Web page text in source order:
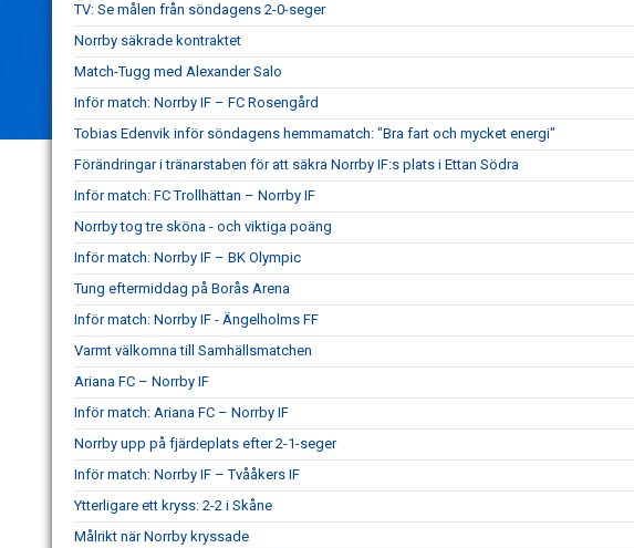
TV: Se målen från söndagens 2-0-seger
Norrby säkrade kontraktet
Match-Tugg med Alexander Salo
Inför match: Norrby IF – FC Rosengård
Tobias Edenvik inför söndagens hemmamatch: "Bra fart och mycket energi"
Förändringar i tränarstaben för att säkra Norrby IF:s plats i Ettan Södra
Inför match: FC Trollhättan – Norrby IF
Norrby tog tre sköna - och viktiga poäng
Inför match: Norrby IF – BK Olympic
Tung eftermiddag på Borås Arena
Inför match: Norrby IF - Ängelholms FF
Varmt välkomna till Samhällsmatchen
Ariana FC – Norrby IF
Inför match: Ariana FC – Norrby IF
Norrby upp på fjärdeplats efter 2-1-seger
Inför match: Norrby IF – Tvååkers IF
Ytterligare ett kryss: 2-2 i Skåne
Målrikt när Norrby kryssade